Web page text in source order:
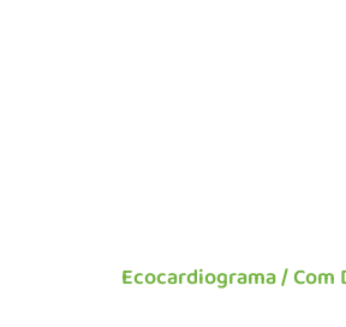
Ecocardiograma / Com